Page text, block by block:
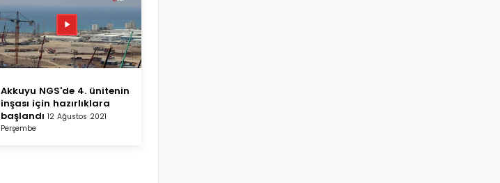
Akkuyu NGS'de 4. ünitenin
inşası için hazırlıklara
başlandı 12 Ağustos 2021
Perşembe